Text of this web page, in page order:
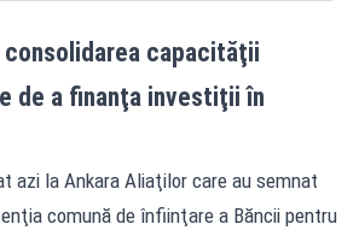
consolidarea capacităţii
de a finanţa investiţii în
azi la Ankara Aliaţilor care au semnat
comună de înfiinţare a Băncii pentru